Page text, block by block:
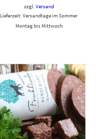
zzgl. Versand
Lieferzeit: Versandtage im Sommer
Montag bis Mittwoch